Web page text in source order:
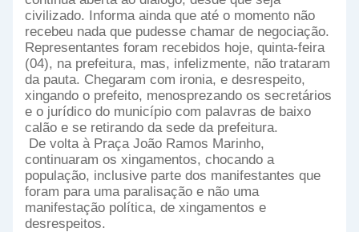
civilizado. Informa ainda que até o momento não
recebeu nada que pudesse chamar de negociação.
Representantes foram recebidos hoje, quinta-feira
(04), na prefeitura, mas, infelizmente, não trataram
da pauta. Chegaram com ironia, e desrespeito,
xingando o prefeito, menosprezando os secretários
e o jurídico do município com palavras de baixo
calão e se retirando da sede da prefeitura.
De volta à Praça João Ramos Marinho,
continuaram os xingamentos, chocando a
população, inclusive parte dos manifestantes que
foram para uma paralisação e não uma
manifestação política, de xingamentos e
desrespeitos.